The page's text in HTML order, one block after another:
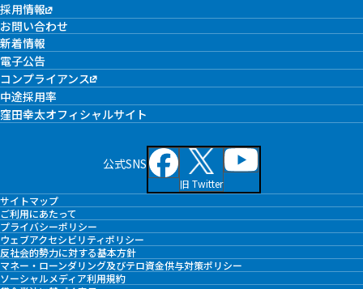
採用情報
お問い合わせ
新着情報
電子公告
コンプライアンス
中途採用率
窪田幸太オフィシャルサイト
公式SNS
旧 Twitter
サイトマップ
ご利用にあたって
プライバシーポリシー
ウェブアクセシビリティポリシー
反社会的勢力に対する基本方針
マネー・ローンダリング及びテロ資金供与対策ポリシー
ソーシャルメディア利用規約